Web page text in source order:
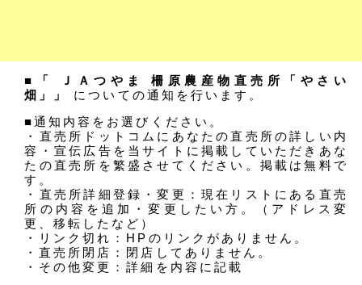
■「 ＪＡつやま 柵原農産物直売所「やさい
畑」」 についての通知を行います。
■通知内容をお選びください。
・直売所ドットコムにあなたの直売所の詳しい内
容・宣伝広告を当サイトに掲載していただきあな
たの直売所を繁盛させてください。掲載は無料で
す。
・直売所詳細登録・変更：現在リストにある直売
所の内容を追加・変更したい方。（アドレス変
更、移転したなど）
・リンク切れ：HPのリンクがありません。
・直売所閉店：閉店してありません。
・その他変更：詳細を内容に記載